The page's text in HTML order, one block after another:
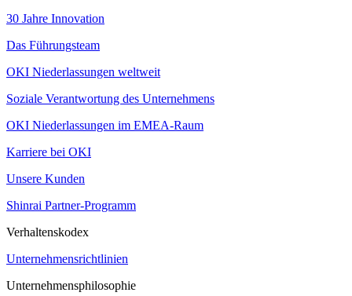
30 Jahre Innovation
Das Führungsteam
OKI Niederlassungen weltweit
Soziale Verantwortung des Unternehmens
OKI Niederlassungen im EMEA-Raum
Karriere bei OKI
Unsere Kunden
Shinrai Partner-Programm
Verhaltenskodex
Unternehmensrichtlinien
Unternehmensphilosophie